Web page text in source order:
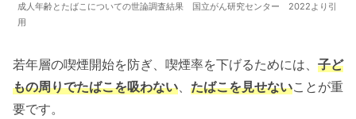
成人年齢とたばこについての世論調査結果 国立がん研究センター 2022より引
用
若年層の喫煙開始を防ぎ、喫煙率を下げるためには、 子ど
もの周りでたばこを吸わない、 たばこを見せないことが重
要です。